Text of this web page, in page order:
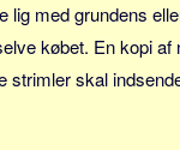
lig med grundens
købet. En kopi
strimler skal